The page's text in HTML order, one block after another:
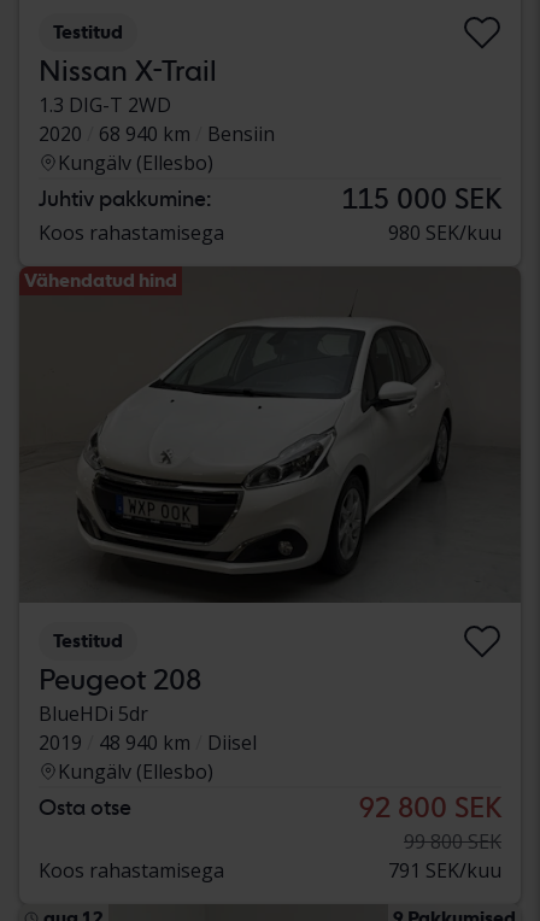
Testitud
Nissan X-Trail
1.3 DIG-T 2WD
2020
68 940 km
Bensiin
Kungälv (Ellesbo)
Juhtiv pakkumine: 115 000 SEK
Koos rahastamisega 980 SEK/kuu
Vähendatud hind
Testitud
Peugeot 208
BlueHDi 5dr
2019
48 940 km
Diisel
Kungälv (Ellesbo)
Osta otse 92 800 SEK
99 800 SEK
Koos rahastamisega
791 SEK/kuu